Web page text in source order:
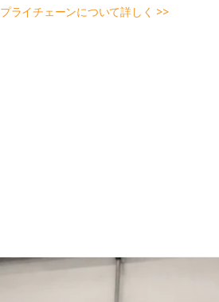
ライチェーンについて詳しく >>